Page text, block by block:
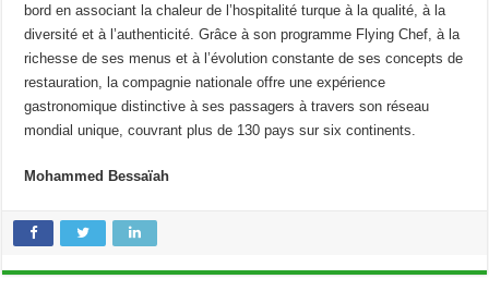
bord en associant la chaleur de l’hospitalité turque à la qualité, à la
diversité et à l’authenticité. Grâce à son programme Flying Chef, à la
richesse de ses menus et à l’évolution constante de ses concepts de
restauration, la compagnie nationale offre une expérience
gastronomique distinctive à ses passagers à travers son réseau
mondial unique, couvrant plus de 130 pays sur six continents.
Mohammed Bessaïah